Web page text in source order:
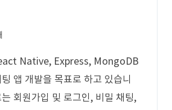
Native, Express, MongoDB
앱 개발을 목표로 하고 있습니
회원가입 및 로그인, 비밀 채팅,